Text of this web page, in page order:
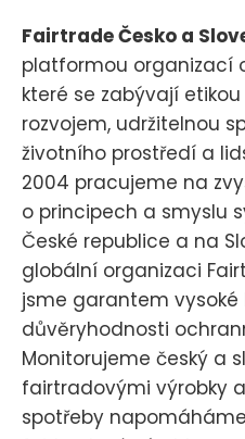
Fairtrade Česko a
platformou organizací
které se zabývají
rozvojem, udržitelnou
životního prostředí a
2004 pracujeme na
o principech a smyslu
České republice a na
globální organizaci
jsme garantem vysoké
důvěryhodnosti
Monitorujeme český a
fairtradovými výrobky
spotřeby